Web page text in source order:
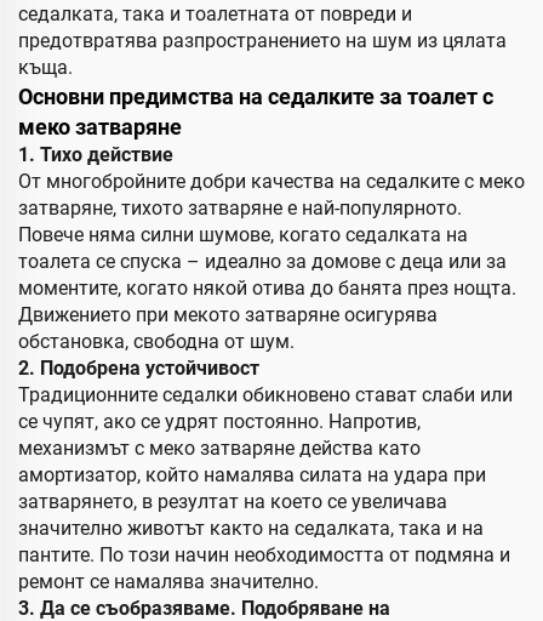
седалката, така и тоалетната от повреди и
предотвратява разпространението на шум из цялата
къща.
Основни предимства на седалките за тоалет с
меко затваряне
1. Тихо действие
От многобройните добри качества на седалките с меко
затваряне, тихото затваряне е най-популярното.
Повече няма силни шумове, когато седалката на
тоалета се спуска – идеално за домове с деца или за
моментите, когато някой отива до банята през нощта.
Движението при мекото затваряне осигурява
обстановка, свободна от шум.
2. Подобрена устойчивост
Традиционните седалки обикновено стават слаби или
се чупят, ако се удрят постоянно. Напротив,
механизмът с меко затваряне действа като
амортизатор, който намалява силата на удара при
затварянето, в резултат на което се увеличава
значително животът както на седалката, така и на
пантите. По този начин необходимостта от подмяна и
ремонт се намалява значително.
3. Да се съобразяваме. Подобряване на